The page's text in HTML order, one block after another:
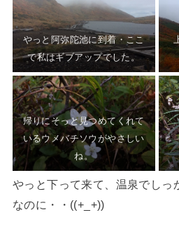
やっと阿弥陀池に到着・ここ
で私はギブアップでした。
帰りにそっと見つめてくれて
いるウメバチソウがやさしい
ね。
やっと下って来て、温泉でしっ
なのに・・((+_+))